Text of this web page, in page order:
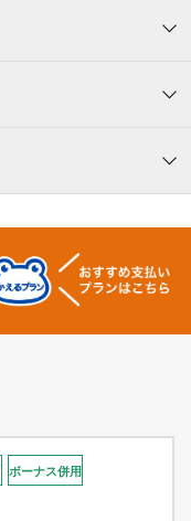
ボーナス併用